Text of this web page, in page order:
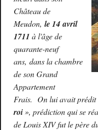
Château de
Meudon, le 14 avril
1711 à l'âge de
quarante-neuf
ans, dans la chambre
de son Grand
Appartement
Frais. On lui avait prédit
roi», prédiction qui se
de Louis XIV fut le père